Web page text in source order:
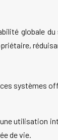
globale
systèmes
utilisation
de vie.